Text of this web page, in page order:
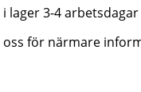
lager 3-4 arbetsdagar
oss för närmare